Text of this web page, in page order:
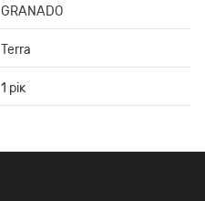
GRANADO
Terra
1 рік